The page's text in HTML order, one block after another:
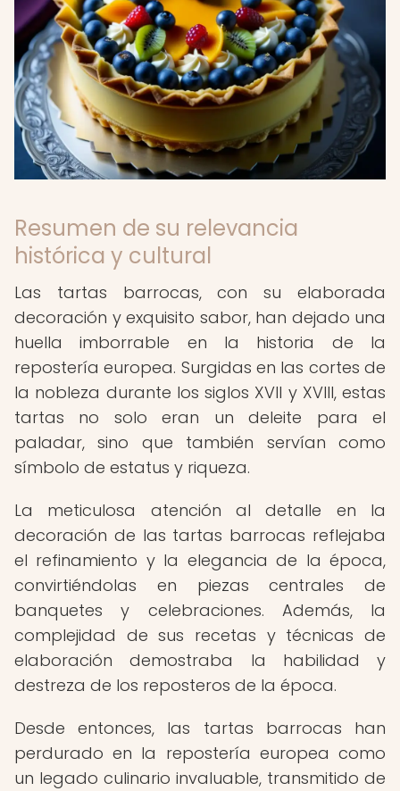
Resumen de su relevancia
histórica y cultural
Las tartas barrocas, con su elaborada
decoración y exquisito sabor, han dejado una
huella imborrable en la historia de la
repostería europea. Surgidas en las cortes de
la nobleza durante los siglos XVII y XVIII, estas
tartas no solo eran un deleite para el
paladar, sino que también servían como
símbolo de estatus y riqueza.
La meticulosa atención al detalle en la
decoración de las tartas barrocas reflejaba
el refinamiento y la elegancia de la época,
convirtiéndolas en piezas centrales de
banquetes y celebraciones. Además, la
complejidad de sus recetas y técnicas de
elaboración demostraba la habilidad y
destreza de los reposteros de la época.
Desde entonces, las tartas barrocas han
perdurado en la repostería europea como
un legado culinario invaluable, transmitido de